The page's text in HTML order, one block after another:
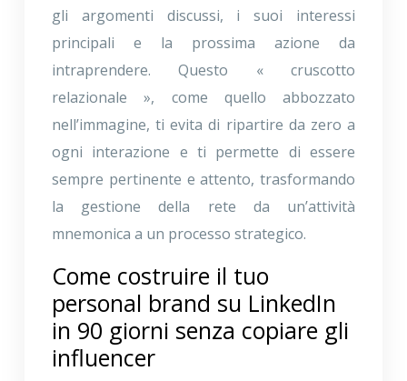
gli argomenti discussi, i suoi interessi
principali e la prossima azione da
intraprendere. Questo « cruscotto
relazionale », come quello abbozzato
nell’immagine, ti evita di ripartire da zero a
ogni interazione e ti permette di essere
sempre pertinente e attento, trasformando
la gestione della rete da un’attività
mnemonica a un processo strategico.
Come costruire il tuo
personal brand su LinkedIn
in 90 giorni senza copiare gli
influencer